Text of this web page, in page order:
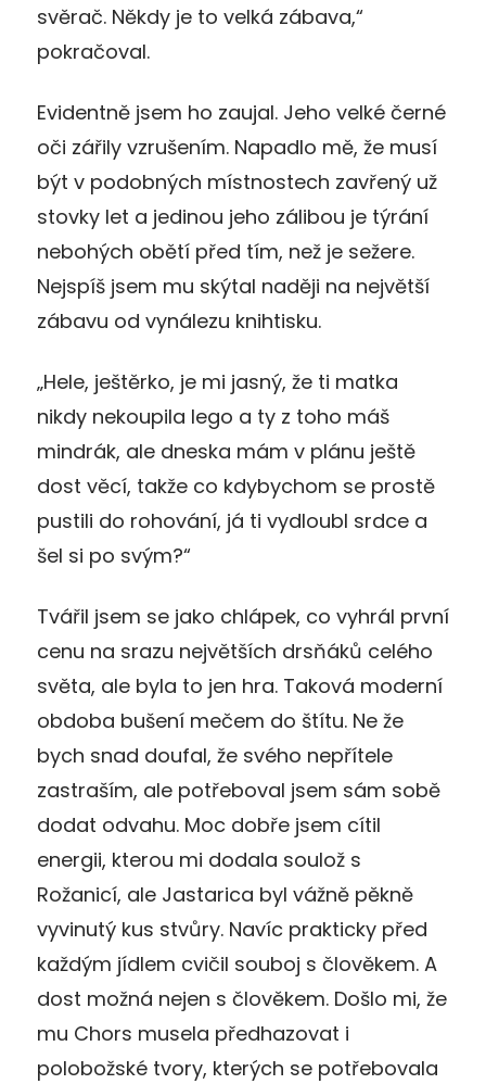
svěrač. Někdy je to velká zábava,“
pokračoval.
Evidentně jsem ho zaujal. Jeho velké černé
oči zářily vzrušením. Napadlo mě, že musí
být v podobných místnostech zavřený už
stovky let a jedinou jeho zálibou je týrání
nebohých obětí před tím, než je sežere.
Nejspíš jsem mu skýtal naději na největší
zábavu od vynálezu knihtisku.
„Hele, ještěrko, je mi jasný, že ti matka
nikdy nekoupila lego a ty z toho máš
mindrák, ale dneska mám v plánu ještě
dost věcí, takže co kdybychom se prostě
pustili do rohování, já ti vydloubl srdce a
šel si po svým?“
Tvářil jsem se jako chlápek, co vyhrál první
cenu na srazu největších drsňáků celého
světa, ale byla to jen hra. Taková moderní
obdoba bušení mečem do štítu. Ne že
bych snad doufal, že svého nepřítele
zastraším, ale potřeboval jsem sám sobě
dodat odvahu. Moc dobře jsem cítil
energii, kterou mi dodala soulož s
Rožanicí, ale Jastarica byl vážně pěkně
vyvinutý kus stvůry. Navíc prakticky před
každým jídlem cvičil souboj s člověkem. A
dost možná nejen s člověkem. Došlo mi, že
mu Chors musela předhazovat i
polobožské tvory, kterých se potřebovala